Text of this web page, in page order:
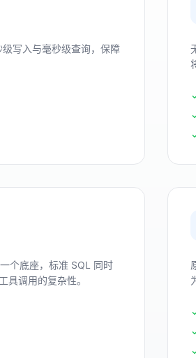
写入与毫秒级查询，保障
个底座，标准 SQL 同时
具调用的复杂性。